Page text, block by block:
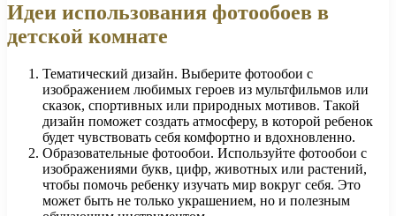
Идеи использования фотообоев в
детской комнате
Тематический дизайн. Выберите фотообои с
изображением любимых героев из мультфильмов или
сказок, спортивных или природных мотивов. Такой
дизайн поможет создать атмосферу, в которой ребенок
будет чувствовать себя комфортно и вдохновленно.
Образовательные фотообои. Используйте фотообои с
изображениями букв, цифр, животных или растений,
чтобы помочь ребенку изучать мир вокруг себя. Это
может быть не только украшением, но и полезным